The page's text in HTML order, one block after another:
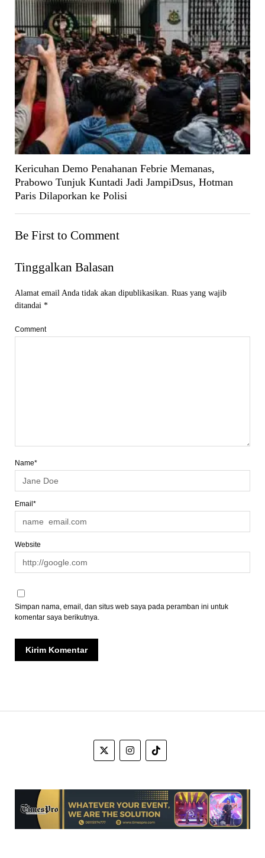
Kericuhan Demo Penahanan Febrie Memanas,
Prabowo Tunjuk Kuntadi Jadi JampiDsus, Hotman
Paris Dilaporkan ke Polisi
Be First to Comment
Tinggalkan Balasan
Alamat email Anda tidak akan dipublikasikan. Ruas yang wajib
ditandai *
Comment
Name*
Email*
Website
Simpan nama, email, dan situs web saya pada peramban ini untuk
komentar saya berikutnya.